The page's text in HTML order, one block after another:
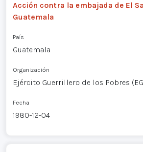
Acción contra la embajada de El
Guatemala
País
Guatemala
Organización
Ejército Guerrillero de los Pobres
Fecha
1980-12-04